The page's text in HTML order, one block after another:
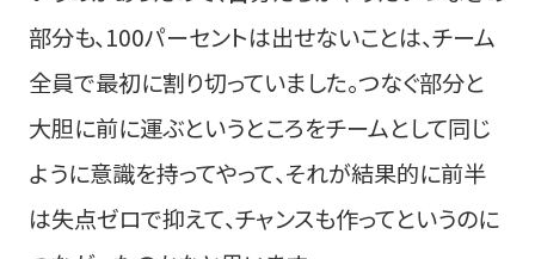
部分も、100パーセントは出せないことは、チーム
全員で最初に割り切っていました。つなぐ部分と
大胆に前に運ぶというところをチームとして同じ
ように意識を持ってやって、それが結果的に前半
は失点ゼロで抑えて、チャンスも作ってというのに